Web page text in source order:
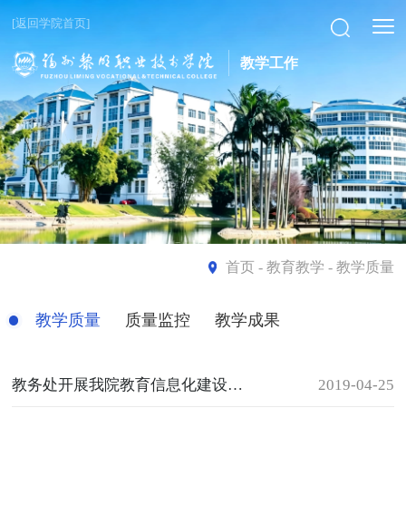
[返回学院首页]
教学工作
首页- 教育教学 - 教学质量
教学质量 质量监控 教学成果
教务处开展我院教育信息化建设交流会 2019-04-25